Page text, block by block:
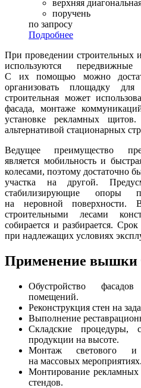
верхняя
поручень
по запросу
Подробнее
При проведении строительных
используются
С их помощью можно
организовать площадку
строительная может
фасада, монтаже
установке рекламных
альтернативой стационарных
Ведущее преимущество
является мобильность и
колесами, поэтому достаточно
участка на другой.
стабилизирующие опоры
на неровной
строительными лесами
собирается и разбирается.
при надлежащих условиях
Применение вышки
Обустройство
помещений.
Реконструкция стен на
Выполнение
Складские процедуры,
продукции на высоте.
Монтаж светового и
на массовых мероприятиях.
Монтирование
стендов.